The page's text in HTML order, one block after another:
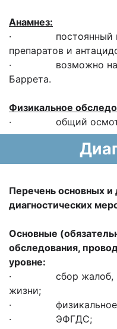
Анамнез:
· постоянный
препаратов и
· возможно
Баррета.
Физикальное
· общий
Перечень основных
диагностических
Основные
обследования,
уровне:
· сбор жалоб,
жизни;
· физикальное
· ЭФГДС;